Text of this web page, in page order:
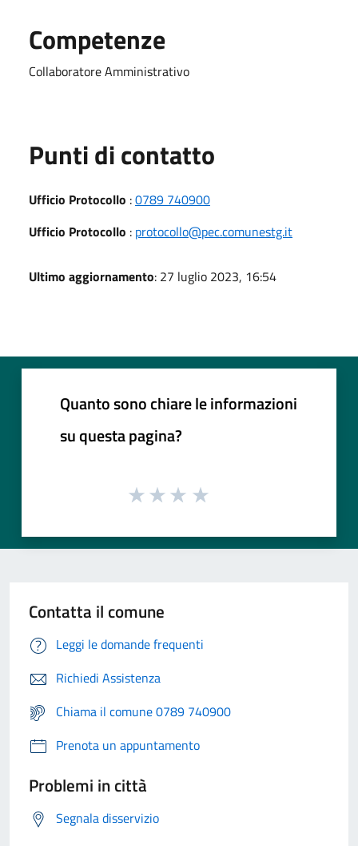
Competenze
Collaboratore Amministrativo
Punti di contatto
Ufficio Protocollo :0789 740900
Ufficio Protocollo : protocollo@pec.comunestg.it
Ultimo aggiornamento: 27 luglio 2023, 16:54
Quanto sono chiare le informazioni
su questa pagina?
Contatta il comune
Leggi le domande frequenti
Richiedi Assistenza
Chiama il comune 0789 740900
Prenota un appuntamento
Problemi in città
Segnala disservizio